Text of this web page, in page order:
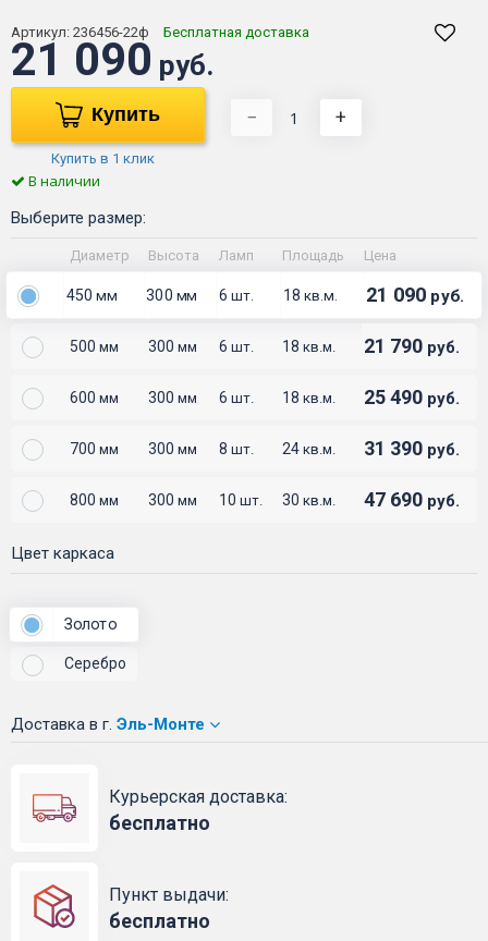
Артикул: 236456-22ф Бесплатная доставка
21 090 руб.
Купить
Купить в 1 клик
− +
В наличии
Выберите размер:
Диаметр Высота Ламп Площадь Цена
450мм 300 мм 6 шт. 18кв.м. 21 090 руб.
500 мм 300 мм 6 шт. 18 кв.м. 21 790 руб.
600 мм 300 мм 6 шт. 18 кв.м. 25 490 руб.
700 мм 300 мм 8 шт. 24 кв.м. 31 390 руб.
800 мм 300 мм 10 шт. 30 кв.м. 47 690 руб.
Цвет каркаса
Золото
Серебро
Доставка в г. Эль-Монте
Курьерская доставка:
бесплатно
Пункт выдачи:
бесплатно